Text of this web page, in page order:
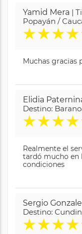
Yamid Mera |
Popayán /
★★★★
Muchas gracias
Elidia
Destino:
★★★★
Realmente el
tardó mucho en
condiciones
Sergio
Destino:
★★★★